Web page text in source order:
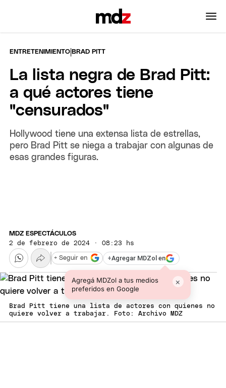
ENTRETENIMIENTO |BRAD PITT
La lista negra de Brad Pitt:
a qué actores tiene
"censurados"
Hollywood tiene una extensa lista de estrellas,
pero Brad Pitt se niega a trabajar con algunas de
esas grandes figuras.
MDZ ESPECTÁCULOS
2 de febrero de 2024 · 08:23 hs
+Agregar MDZol en
Agregá MDZol a tus medios
preferidos en Google
×
+ Seguir en
Brad Pitt tiene una lista de actores con quienes no
quiere volver a trabajar. Foto: Archivo MDZ